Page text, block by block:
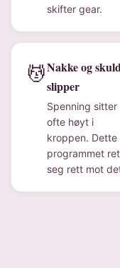
skifter gear.
💆Nakke og
slipper
Spenning sitter
ofte høyt i
kroppen. Dette
programmet
seg rett mot